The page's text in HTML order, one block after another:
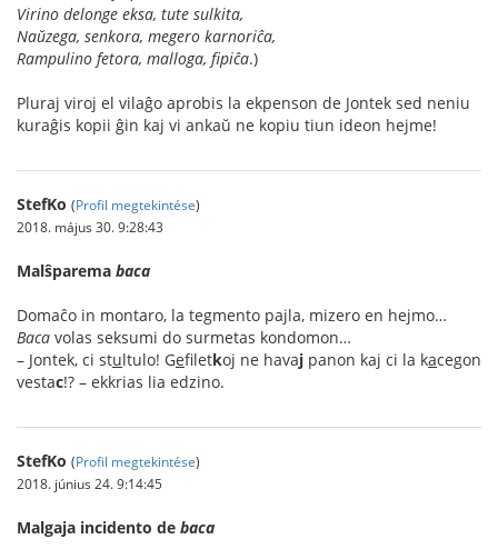
Virino delonge eksa, tute sulkita,
Naŭzega, senkora, megero karnoriĉa,
Rampulino fetora, malloga, fipiĉa.)
Pluraj viroj el vilaĝo aprobis la ekpenson de Jontek sed neniu
kuraĝis kopii ĝin kaj vi ankaŭ ne kopiu tiun ideon hejme!
StefKo (Profil megtekintése)
2018. május 30. 9:28:43
Malŝparema baca
Domaĉo in montaro, la tegmento pajla, mizero en hejmo…
Baca volas seksumi do surmetas kondomon…
– Jontek, ci stultulo! Gefiletkoj ne havaj panon kaj ci la kacegon
vestac!? – ekkrias lia edzino.
StefKo (Profil megtekintése)
2018. június 24. 9:14:45
Malgaja incidento de baca